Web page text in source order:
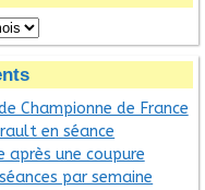
Championne de France
en séance
une coupure
par semaine